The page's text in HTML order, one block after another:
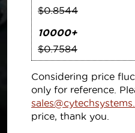
$0.8544
10000+
$0.7584
Considering price
only for reference.
price, thank you.